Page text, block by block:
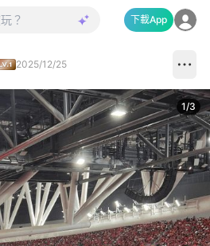
下載App
2025/12/25
1/3